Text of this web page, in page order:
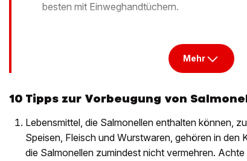
besten mit Einweghandtüchern.
Mehr
10 Tipps zur Vorbeugung von
Lebensmittel, die Salmonellen enthalten können,
Speisen, Fleisch und Wurstwaren, gehören in den
die Salmonellen zumindest nicht vermehren.